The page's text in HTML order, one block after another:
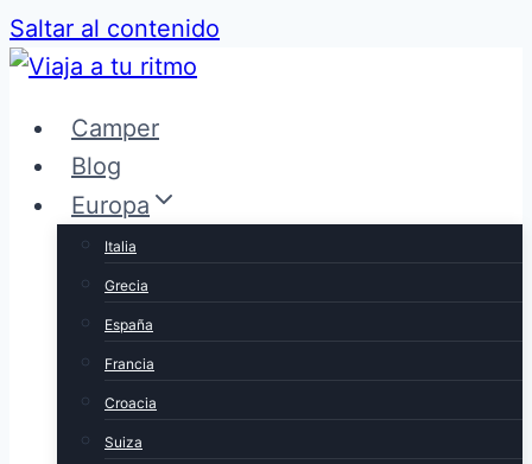
Saltar al contenido
Camper
Blog
Europa
Italia
Grecia
España
Francia
Croacia
Suiza